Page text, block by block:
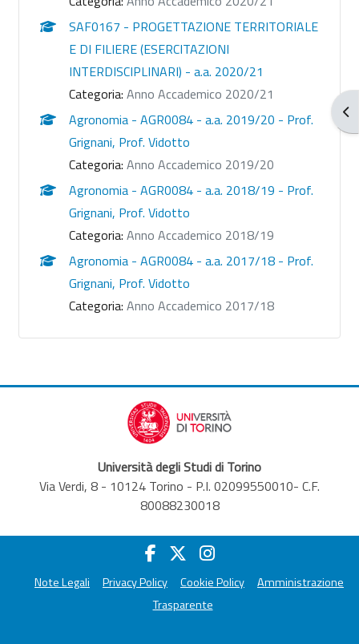
SAF0167 - PROGETTAZIONE TERRITORIALE
E DI FILIERE (ESERCITAZIONI
INTERDISCIPLINARI) - a.a. 2020/21
Categoria: Anno Accademico 2020/21
Agronomia - AGR0084 - a.a. 2019/20 - Prof.
Grignani, Prof. Vidotto
Categoria: Anno Accademico 2019/20
Agronomia - AGR0084 - a.a. 2018/19 - Prof.
Grignani, Prof. Vidotto
Categoria: Anno Accademico 2018/19
Agronomia - AGR0084 - a.a. 2017/18 - Prof.
Grignani, Prof. Vidotto
Categoria: Anno Accademico 2017/18
Università degli Studi di Torino
Via Verdi, 8 - 10124 Torino - P.I. 02099550010- C.F.
80088230018
Note Legali Privacy Policy Cookie Policy
Amministrazione
Trasparente